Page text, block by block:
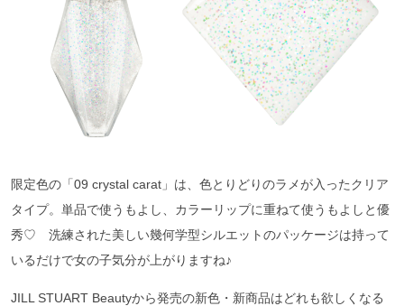
限定色の「09 crystal carat」は、色とりどりのラメが入ったクリア
タイプ。単品で使うもよし、カラーリップに重ねて使うもよしと優
秀♡ 洗練された美しい幾何学型シルエットのパッケージは持って
いるだけで女の子気分が上がりますね♪
JILL STUART Beautyから発売の新色・新商品はどれも欲しくなる